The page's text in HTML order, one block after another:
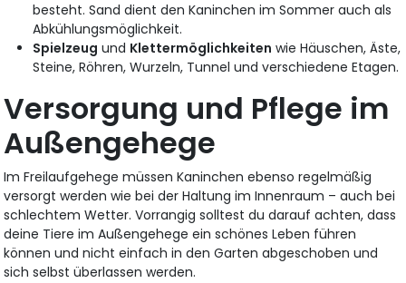
besteht. Sand dient den Kaninchen im Sommer auch als
Abkühlungsmöglichkeit.
Spielzeug und Klettermöglichkeiten wie Häuschen, Äste,
Steine, Röhren, Wurzeln, Tunnel und verschiedene Etagen.
Versorgung und Pflege im
Außengehege
Im Freilaufgehege müssen Kaninchen ebenso regelmäßig
versorgt werden wie bei der Haltung im Innenraum – auch bei
schlechtem Wetter. Vorrangig solltest du darauf achten, dass
deine Tiere im Außengehege ein schönes Leben führen
können und nicht einfach in den Garten abgeschoben und
sich selbst überlassen werden.